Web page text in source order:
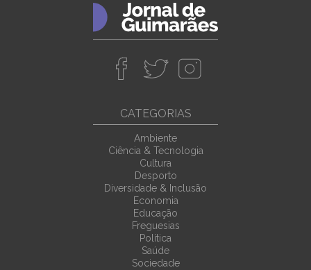
CATEGORIAS
Ambiente
Ciência & Tecnologia
Cultura
Desporto
Diversidade & Inclusão
Economia
Educação
Freguesias
Política
Saúde
Sociedade